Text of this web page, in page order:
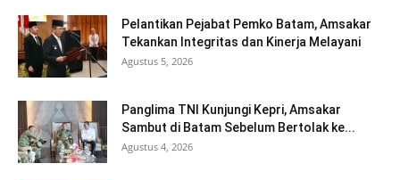
Pelantikan Pejabat Pemko Batam, Amsakar
Tekankan Integritas dan Kinerja Melayani
Agustus 5, 2026
Panglima TNI Kunjungi Kepri, Amsakar
Sambut di Batam Sebelum Bertolak ke...
Agustus 4, 2026